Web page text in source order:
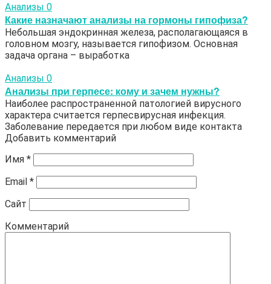
Анализы 0
Какие назначают анализы на гормоны гипофиза?
Небольшая эндокринная железа, располагающаяся в
головном мозгу, называется гипофизом. Основная
задача органа – выработка
Анализы 0
Анализы при герпесе: кому и зачем нужны?
Наиболее распространенной патологией вирусного
характера считается герпесвирусная инфекция.
Заболевание передается при любом виде контакта
Добавить комментарий
Имя *
Email *
Сайт
Комментарий